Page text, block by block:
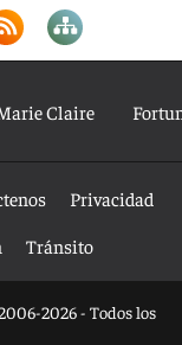
Claire
Privacidad
Tránsito
2026 - Todos los